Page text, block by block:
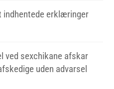
indhentede erklæringer
ved sexchikane afskar
uden advarsel